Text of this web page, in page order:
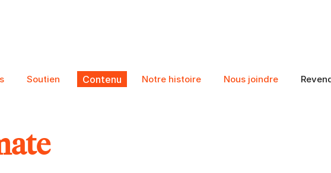
Soutien Contenu Notre histoire Nous joindre